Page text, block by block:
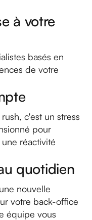
à votre
basés en
de votre
c'est un stress
pour
réactivité
quotidien
nouvelle
votre back-office
équipe vous